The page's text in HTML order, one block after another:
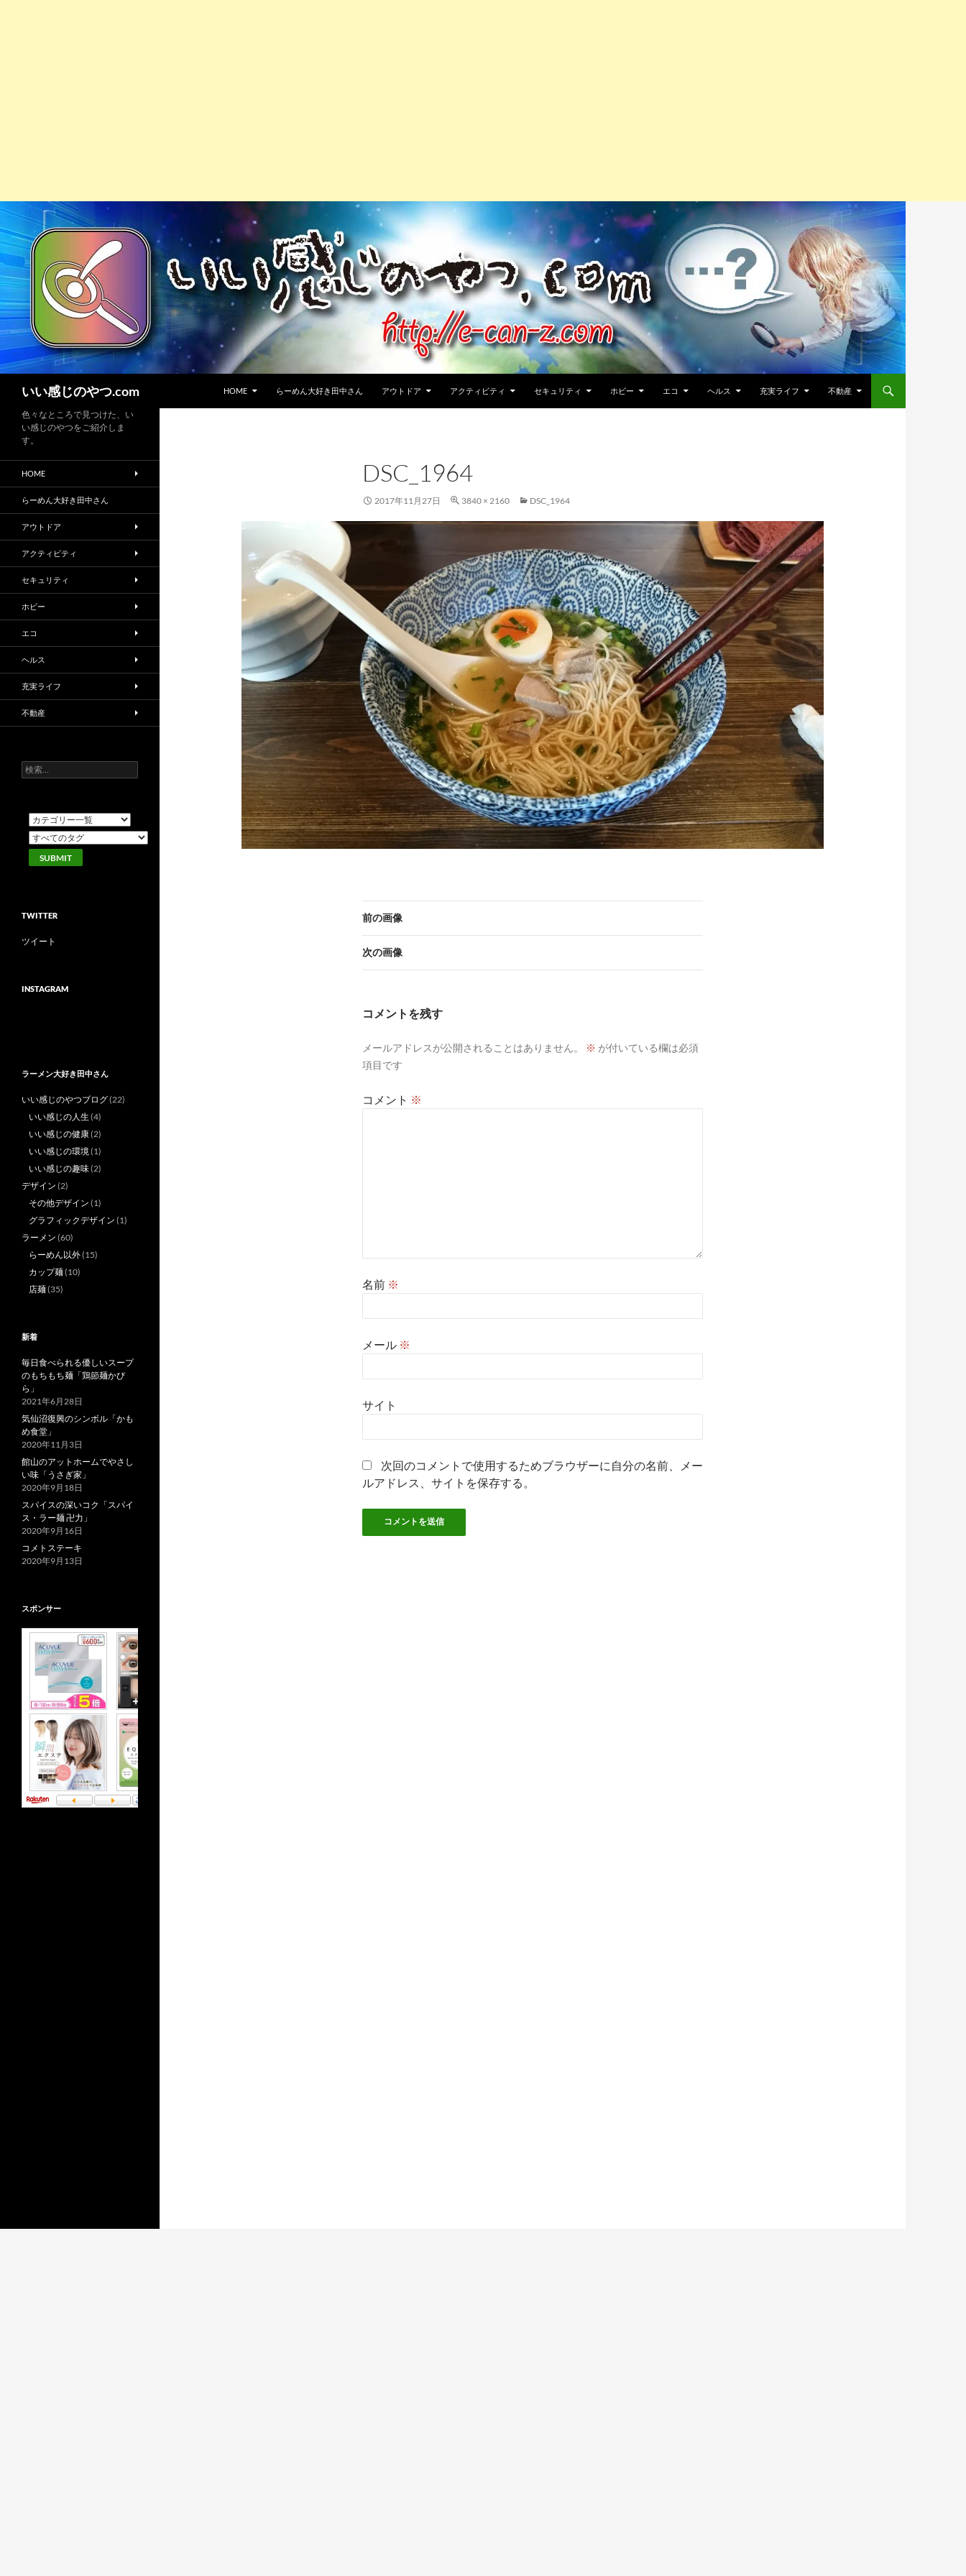
いい感じのやつ.com
HOME
らーめん大好き田中さん アウトドア アクティビティ セキュリティ ホビー エコ ヘルス 充実ライフ 不動産
DSC_1964
2017年11月27日 3840 × 2160 DSC_1964
前の画像
次の画像
コメントを残す
メールアドレスが公開されることはありません。 ※ が付いている欄は必須
項目です
コメント ※
名前 ※
メール ※
サイト
次回のコメントで使用するためブラウザーに自分の名前、メー
ルアドレス、サイトを保存する。
色々なところで見つけた、い
い感じのやつをご紹介しま
す。
HOME
らーめん大好き田中さん
アウトドア
アクティビティ
セキュリティ
ホビー
エコ
ヘルス
充実ライフ
不動産
検
索:
TWITTER
ツイート
INSTAGRAM
ラーメン大好き田中さん
いい感じのやつブログ(22)
いい感じの人生 (4)
いい感じの健康(2)
いい感じの環境(1)
いい感じの趣味(2)
デザイン (2)
その他デザイン (1)
グラフィックデザイン (1)
ラーメン (60)
らーめん以外(15)
カップ麺(10)
店麺(35)
新着
毎日食べられる優しいスープ
のもちもち麺「鶏節麺かび
ら」
2021年6月28日
気仙沼復興のシンボル「かも
め食堂」
2020年11月3日
館山のアットホームでやさし
い味「うさぎ家」
2020年9月18日
スパイスの深いコク「スパイ
ス・ラー麺 卍力」
2020年9月16日
コメトステーキ
2020年9月13日
スポンサー